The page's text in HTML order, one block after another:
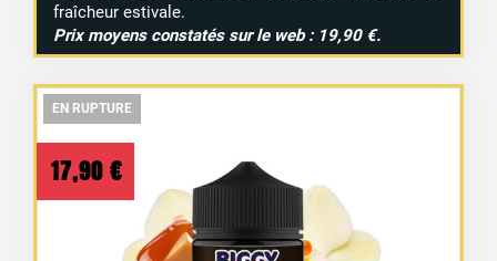
fraîcheur estivale.
Prix moyens constatés sur le web : 19,90 €.
EN RUPTURE
EN RUPTURE
17,90 €
EN RUPTURE